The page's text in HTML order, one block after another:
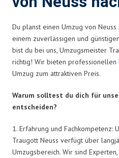
Du planst einen Umzug von Neuss
einem zuverlässigen und
bist du bei uns, Umzugsmeister
richtig! Wir bieten professionellen
Umzug zum attraktiven Preis.
Warum solltest du dich für
entscheiden?
1. Erfahrung und Fachkompetenz:
Traugott Neuss verfügt über
Umzugsbereich. Wir sind